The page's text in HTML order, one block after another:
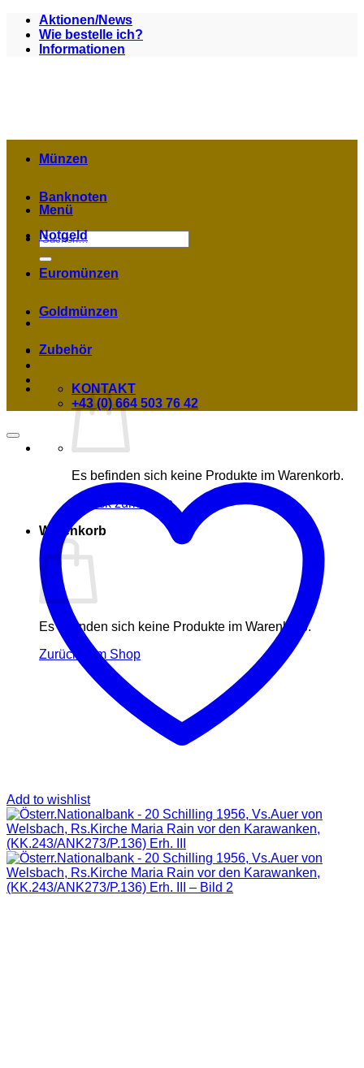
Zum
Inhalt
springen
Aktionen/News
Wie bestelle ich?
Informationen
Menü
Suchen
nach:
Es befinden sich keine Produkte im Warenkorb.
Zurück zum Shop
Warenkorb
Es befinden sich keine Produkte im Warenkorb.
Zurück zum Shop
Münzen
Banknoten
Notgeld
Euromünzen
Goldmünzen
Zubehör
KONTAKT
+43 (0) 664 503 76 42
Add to wishlist